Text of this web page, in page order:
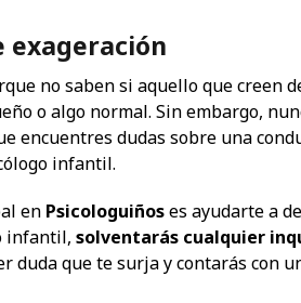
exageración
no saben si aquello que creen
o algo normal. Sin embargo,
encuentres dudas sobre una
infantil.
en Psicologuiñoses ayudarte a
infantil,solventarás cualquier
que te surja y contarás con